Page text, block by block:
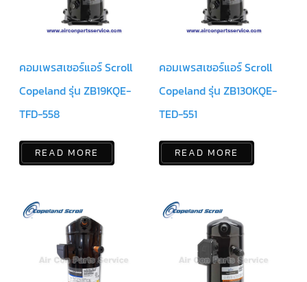
อะไหล่
ใน
งาน
เตอร์
ดราย
แมก
เนติ
ก
แค
ปรัน/
รัน
คา
ปา
ซิ
เตอร์
คอมเพรสเซอร์แอร์ Scroll
Copeland รุ่น ZB19KQE-
TFD-558
READ MORE
คอมเพรสเซอร์แอร์ Scroll
Copeland รุ่น ZB130KQE-
TED-551
READ MORE